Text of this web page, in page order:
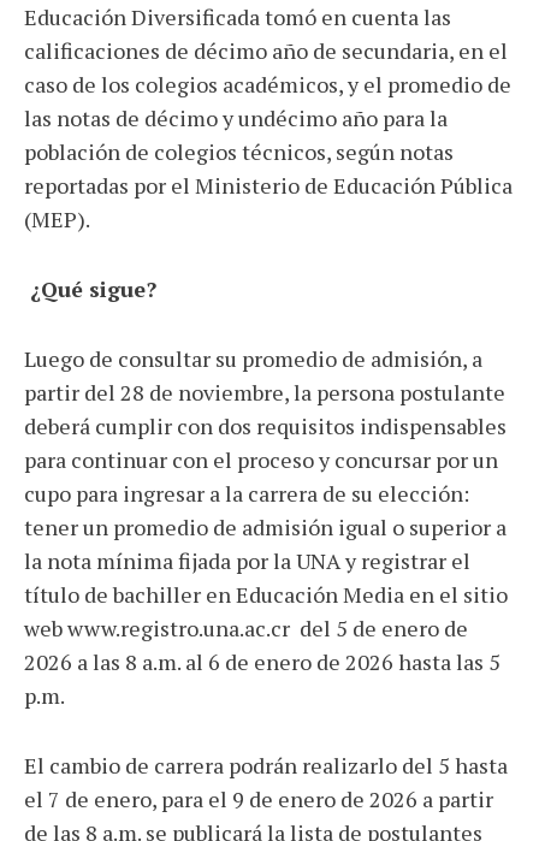
Educación Diversificada tomó en cuenta las
calificaciones de décimo año de secundaria, en el
caso de los colegios académicos, y el promedio de
las notas de décimo y undécimo año para la
población de colegios técnicos, según notas
reportadas por el Ministerio de Educación Pública
(MEP).
¿Qué sigue?
Luego de consultar su promedio de admisión, a
partir del 28 de noviembre, la persona postulante
deberá cumplir con dos requisitos indispensables
para continuar con el proceso y concursar por un
cupo para ingresar a la carrera de su elección:
tener un promedio de admisión igual o superior a
la nota mínima fijada por la UNA y registrar el
título de bachiller en Educación Media en el sitio
web www.registro.una.ac.cr del 5 de enero de
2026 a las 8 a.m. al 6 de enero de 2026 hasta las 5
p.m.
El cambio de carrera podrán realizarlo del 5 hasta
el 7 de enero, para el 9 de enero de 2026 a partir
de las 8 a.m. se publicará la lista de postulantes